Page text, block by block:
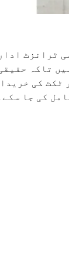
ٹرانزٹ
تاکہ
ٹکٹ کی